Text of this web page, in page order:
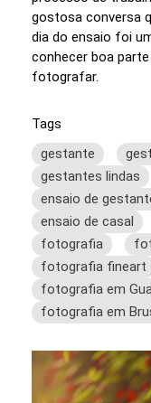
gostosa conversa
dia do ensaio foi
conhecer boa
fotografar.
Tags
gestante
gestantes lindas
ensaio de
ensaio de casal
fotografia
fotografia fineart
fotografia em
fotografia em